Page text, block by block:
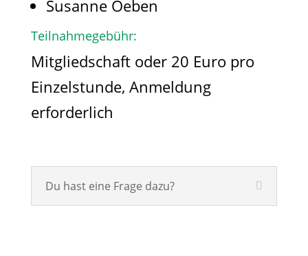
Susanne Oeben
Teilnahmegebühr:
Mitgliedschaft oder 20 Euro pro
Einzelstunde, Anmeldung
erforderlich
Du hast eine Frage dazu?